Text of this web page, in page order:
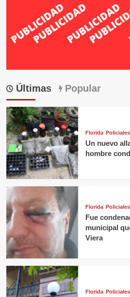
Últimas Popular
Florida Policiales
Un nuevo
hombre
Florida Policiales
Fue
municipal
Viera
Florida Policiales